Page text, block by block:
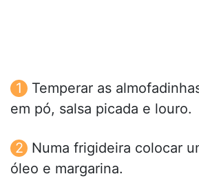
Temperar as
em pó, salsa picada e louro.
Numa frigideira colocar
óleo e margarina.